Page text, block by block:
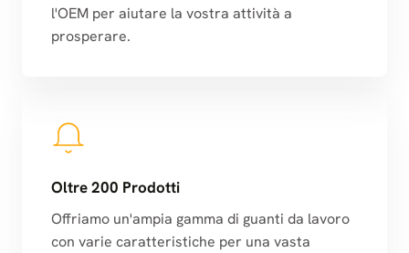
l'OEM per aiutare la vostra attività a
prosperare.
Oltre 200 Prodotti
Offriamo un'ampia gamma di guanti da lavoro
con varie caratteristiche per una vasta